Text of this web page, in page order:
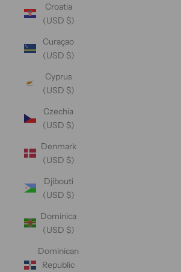
Croatia
(USD $)
Curaçao
(USD $)
Cyprus
(USD $)
Czechia
(USD $)
Denmark
(USD $)
Djibouti
(USD $)
Dominica
(USD $)
Dominican
Republic